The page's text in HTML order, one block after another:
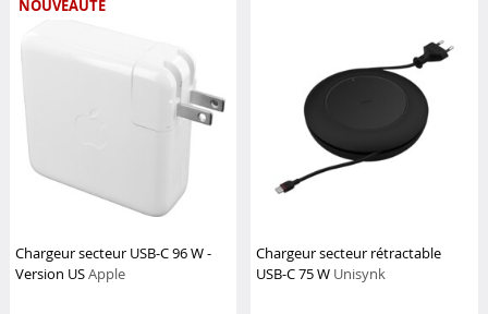
NOUVEAUTÉ
Chargeur secteur USB-C 96 W -
Version USApple
Chargeur secteur rétractable
USB-C 75 W Unisynk